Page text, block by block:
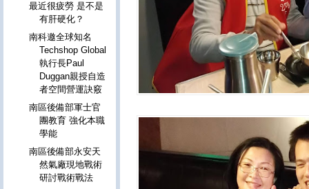
最近很疲勞 是不是
有肝硬化？
南科邀全球知名
Techshop Global
執行長Paul
Duggan親授自造
者空間營運訣竅
南區後備部軍士官
團教育 強化本職
學能
南區後備部永安天
然氣廠現地戰術
研討戰術戰法